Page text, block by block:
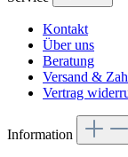
Kontakt
Über uns
Beratung
Versand &
Vertrag
Information